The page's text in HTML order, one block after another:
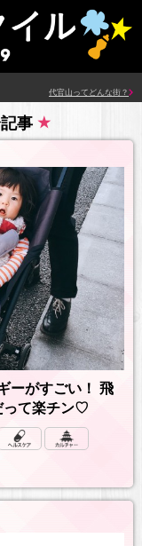
代官山ってどんな街？
事
ーがすごい！ 飛
って楽チン♡